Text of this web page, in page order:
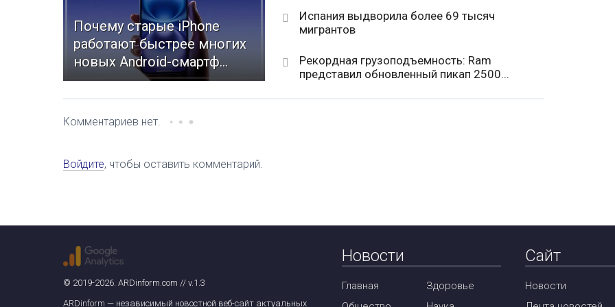
Почему старые iPhone
работают быстрее многих
новых Android-смартф...
Испания выдворила более 69 тысяч
мигрантов
Рекордная грузоподъемность: Ram
представил обновленный пикап 2500...
Комментариев нет.
Войдите, чтобы оставить комментарий.
© 2019-2026. ARDinform.com // v.1.3
ARDinform — независимый новостной веб-сайт актуальных
Новости
Главная
Здоровье
Сайт
Новости